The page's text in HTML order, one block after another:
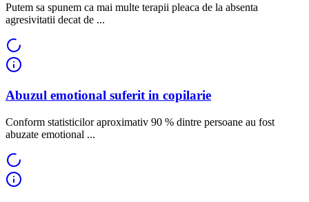
Putem sa spunem ca mai multe terapii pleaca de la absenta
agresivitatii decat de ...
Abuzul emotional suferit in copilarie
Conform statisticilor aproximativ 90 % dintre persoane au fost
abuzate emotional ...